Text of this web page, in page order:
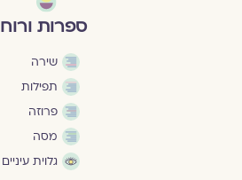
ספרות ורוח
שירה
תפילות
פרוזה
מסה
גלוית עיניים